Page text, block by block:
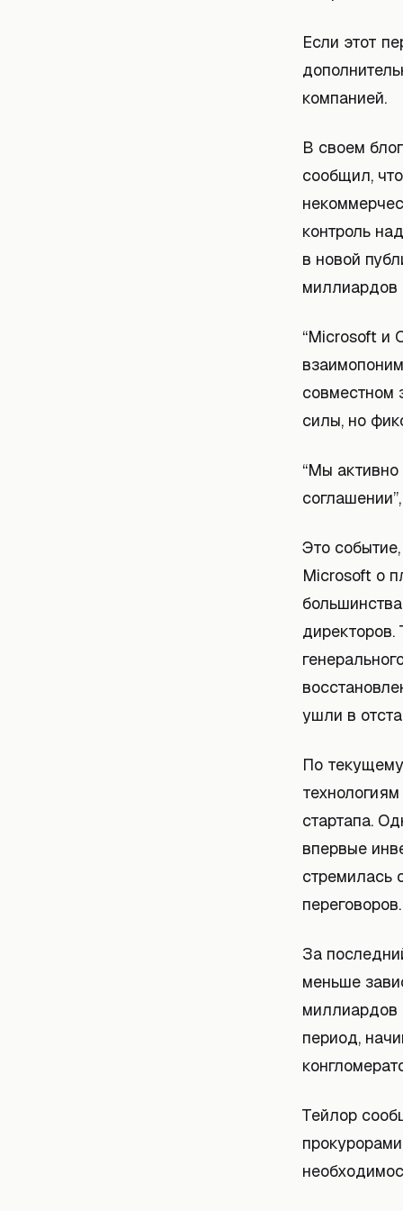
Если этот
компанией.
В своем
сообщил,
контроль
в новой
миллиардов
“Microsoft и
совместном
силы, но
“Мы
Это
Microsoft о
директоров.
ушли в
По
стартапа.
впервые
стремилась
переговоров.
За
меньше
миллиардов
период,
Тейлор